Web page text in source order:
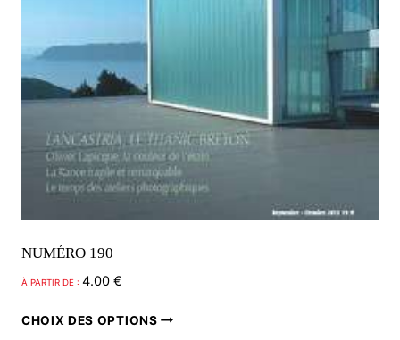
NUMÉRO 190
À PARTIR DE : 4.00 €
CHOIX DES OPTIONS